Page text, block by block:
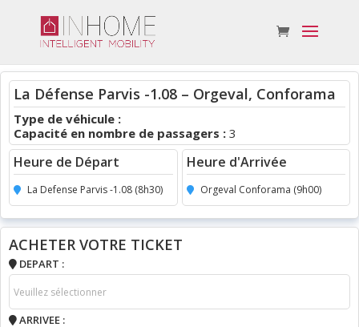
La Défense Parvis -1.08 – Orgeval, Conforama
Type de véhicule :
Capacité en nombre de passagers : 3
Heure de Départ
La Defense Parvis -1.08 (8h30)
Heure d'Arrivée
Orgeval Conforama (9h00)
ACHETER VOTRE TICKET
DEPART :
ARRIVEE :